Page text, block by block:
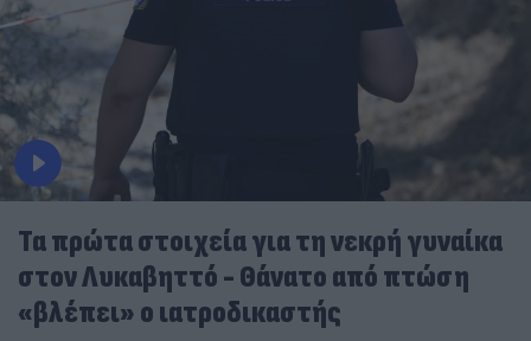
Τα πρώτα στοιχεία για τη νεκρή γυναίκα
στον Λυκαβηττό - Θάνατο από πτώση
«βλέπει» ο ιατροδικαστής